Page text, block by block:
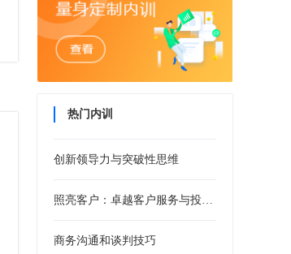
热门内训
创新领导力与突破性思维
商务沟通和谈判技巧